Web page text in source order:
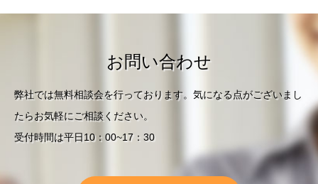
お問い合わせ
弊社では無料相談会を行っております。気になる点がございまし
たらお気軽にご相談ください。
受付時間は平日10：00~17：30